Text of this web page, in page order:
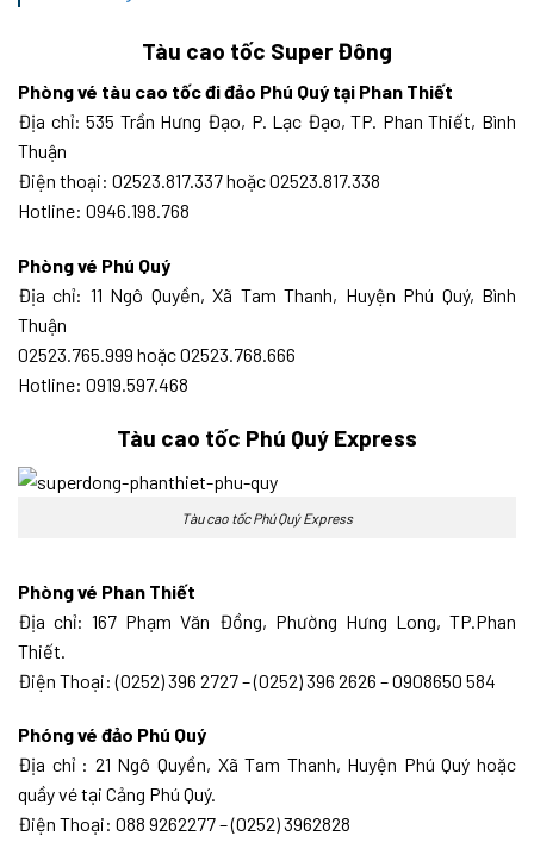
Tàu cao tốc Super Đông
Phòng vé tàu cao tốc đi đảo Phú Quý tại Phan Thiết
Địa chỉ: 535 Trần Hưng Đạo, P. Lạc Đạo, TP. Phan Thiết, Bình
Thuận
Điện thoại: 02523.817.337 hoặc 02523.817.338
Hotline: 0946.198.768
Phòng vé Phú Quý
Địa chỉ: 11 Ngô Quyền, Xã Tam Thanh, Huyện Phú Quý, Bình
Thuận
02523.765.999 hoặc 02523.768.666
Hotline: 0919.597.468
Tàu cao tốc Phú Quý Express
Tàu cao tốc Phú Quý Express
Phòng vé Phan Thiết
Địa chỉ: 167 Phạm Văn Đồng, Phường Hưng Long, TP.Phan
Thiết.
Điện Thoại: (0252) 396 2727 – (0252) 396 2626 – 0908650 584
Phóng vé đảo Phú Quý
Địa chỉ : 21 Ngô Quyền, Xã Tam Thanh, Huyện Phú Quý hoặc
quầy vé tại Cảng Phú Quý.
Điện Thoại: 088 9262277 – (0252) 3962828